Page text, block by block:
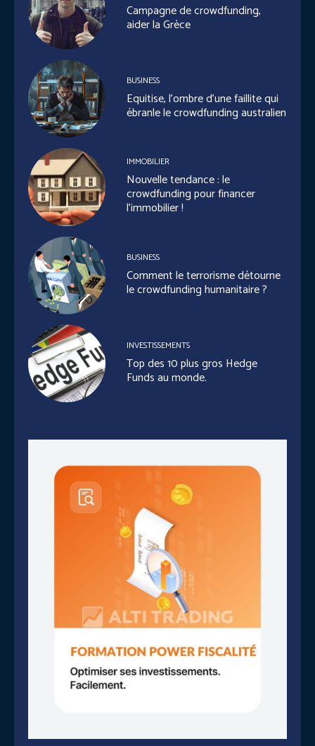
Campagne de crowdfunding,
aider la Grèce
BUSINESS
Equitise, l’ombre d’une faillite qui
ébranle le crowdfunding australien
IMMOBILIER
Nouvelle tendance : le
crowdfunding pour financer
l’immobilier !
BUSINESS
Comment le terrorisme détourne
le crowdfunding humanitaire ?
INVESTISSEMENTS
Top des 10 plus gros Hedge
Funds au monde.